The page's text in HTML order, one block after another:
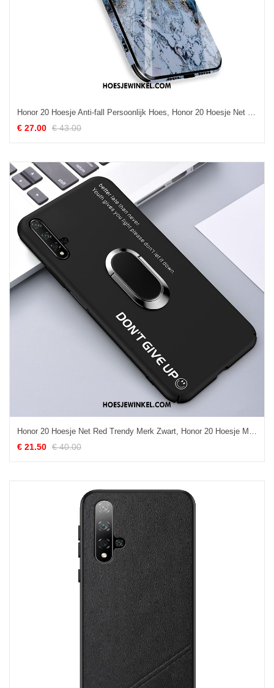
Honor 20 Hoesje Anti-fall Persoonlijk Hoes, Honor 20 Hoesje Net Red Blauw
€ 27.00 € 43.00
Honor 20 Hoesje Net Red Trendy Merk Zwart, Honor 20 Hoesje Mobiele Telefoon Nieuw
€ 21.50 € 40.00